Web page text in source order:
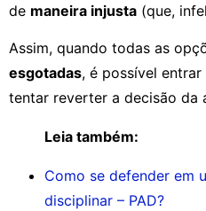
de maneira injusta (que,
Assim, quando todas as
esgotadas, é possível
tentar reverter a decisão da
Leia também:
Como se defender em
disciplinar – PAD?